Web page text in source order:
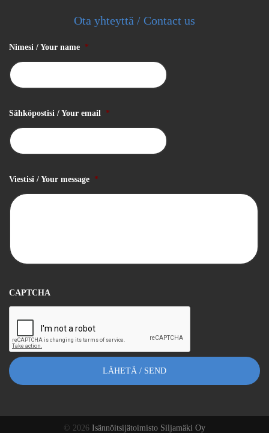
Ota yhteyttä / Contact us
Nimesi / Your name *
Sähköpostisi / Your email *
Viestisi / Your message *
CAPTCHA
© 2026 Isännöitsijätoimisto Siljamäki Oy